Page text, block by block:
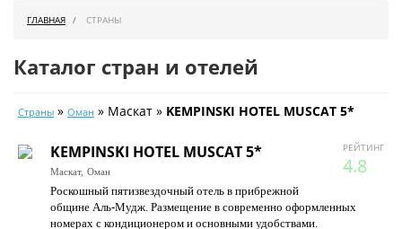
Календарь туров
Цены дня
Страны
ГЛАВНАЯ СТРАНЫ
Каталог стран и отелей
Страны » Оман » Маскат » KEMPINSKI HOTEL MUSCAT 5*
РЕЙТИНГ
4.8
KEMPINSKI HOTEL MUSCAT 5*
Маскат, Оман
Роскошный пятизвездочный отель в прибрежной
общине Аль-Мудж. Размещение в современно оформленных
номерах с кондиционером и основными удобствами.